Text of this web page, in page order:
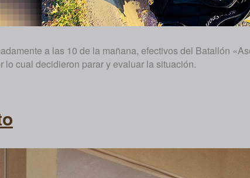
a las 10 de la mañana, efectivos del Batallón
lo cual decidieron parar y evaluar la situación.